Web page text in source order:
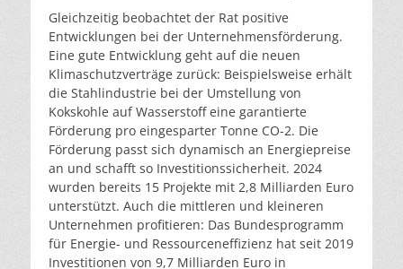
Gleichzeitig beobachtet der Rat positive
Entwicklungen bei der Unternehmensförderung.
Eine gute Entwicklung geht auf die neuen
Klimaschutzverträge zurück: Beispielsweise erhält
die Stahlindustrie bei der Umstellung von
Kokskohle auf Wasserstoff eine garantierte
Förderung pro eingesparter Tonne CO-2. Die
Förderung passt sich dynamisch an Energiepreise
an und schafft so Investitionssicherheit. 2024
wurden bereits 15 Projekte mit 2,8 Milliarden Euro
unterstützt. Auch die mittleren und kleineren
Unternehmen profitieren: Das Bundesprogramm
für Energie- und Ressourceneffizienz hat seit 2019
Investitionen von 9,7 Milliarden Euro in